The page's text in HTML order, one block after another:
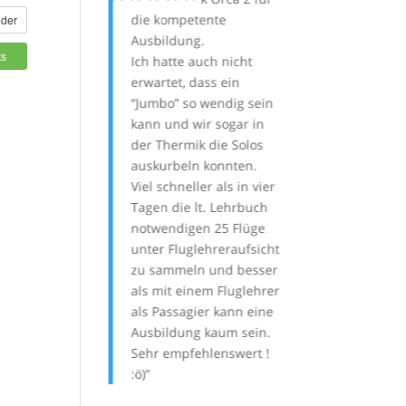
gedacht,
alleine in drei
die kompetente
Ausbildung.
Ich hatte auch nicht
erwartet, dass ein
“Jumbo” so wendig sein
kann und wir sogar in
der Thermik die Solos
auskurbeln konnten.
Viel schneller als in vier
Tagen die lt. Lehrbuch
notwendigen 25 Flüge
unter Fluglehreraufsicht
zu sammeln und besser
als mit einem Fluglehrer
als Passagier kann eine
Ausbildung kaum sein.
Sehr empfehlenswert !
:ö)